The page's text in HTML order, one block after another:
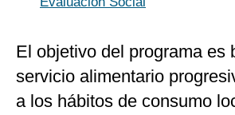
El objetivo del programa es
servicio alimentario
a los hábitos de consumo